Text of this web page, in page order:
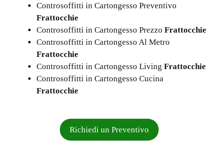
Controsoffitti in Cartongesso Preventivo
Frattocchie
Controsoffitti in Cartongesso Prezzo Frattocchie
Controsoffitti in Cartongesso Al Metro
Frattocchie
Controsoffitti in Cartongesso Living Frattocchie
Controsoffitti in Cartongesso Cucina
Frattocchie
Richiedi un Preventivo